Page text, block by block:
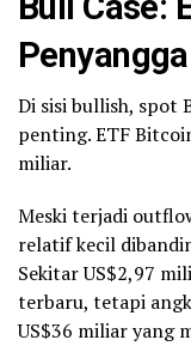
Di sisi bullish, spot
penting. ETF
miliar.
Meski terjadi
relatif kecil
Sekitar US$2,97
terbaru, tetapi
US$36 miliar yang